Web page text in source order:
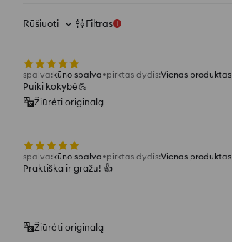
Rūšiuoti Filtras 1
spalva:kūno spalva pirktas dydis:Vienas produktas
Puiki kokybė💪
Žiūrėti originalą
spalva:kūno spalva pirktas dydis:Vienas produktas
Praktiška ir gražu! 👍️
Žiūrėti originalą